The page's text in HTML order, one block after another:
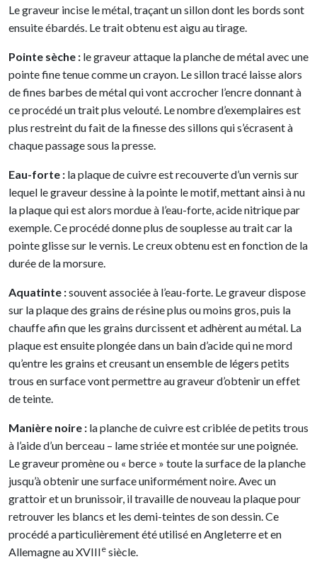
Le graveur incise le métal, traçant un sillon dont les bords sont
ensuite ébardés. Le trait obtenu est aigu au tirage.
Pointe sèche : le graveur attaque la planche de métal avec une
pointe fine tenue comme un crayon. Le sillon tracé laisse alors
de fines barbes de métal qui vont accrocher l’encre donnant à
ce procédé un trait plus velouté. Le nombre d’exemplaires est
plus restreint du fait de la finesse des sillons qui s’écrasent à
chaque passage sous la presse.
Eau-forte : la plaque de cuivre est recouverte d’un vernis sur
lequel le graveur dessine à la pointe le motif, mettant ainsi à nu
la plaque qui est alors mordue à l’eau-forte, acide nitrique par
exemple. Ce procédé donne plus de souplesse au trait car la
pointe glisse sur le vernis. Le creux obtenu est en fonction de la
durée de la morsure.
Aquatinte :souvent associée à l’eau-forte. Le graveur dispose
sur la plaque des grains de résine plus ou moins gros, puis la
chauffe afin que les grains durcissent et adhèrent au métal. La
plaque est ensuite plongée dans un bain d’acide qui ne mord
qu’entre les grains et creusant un ensemble de légers petits
trous en surface vont permettre au graveur d’obtenir un effet
de teinte.
Manière noire : la planche de cuivre est criblée de petits trous
à l’aide d’un berceau – lame striée et montée sur une poignée.
Le graveur promène ou « berce » toute la surface de la planche
jusqu’à obtenir une surface uniformément noire. Avec un
grattoir et un brunissoir, il travaille de nouveau la plaque pour
retrouver les blancs et les demi-teintes de son dessin. Ce
procédé a particulièrement été utilisé en Angleterre et en
Allemagne au XVIIIe siècle.